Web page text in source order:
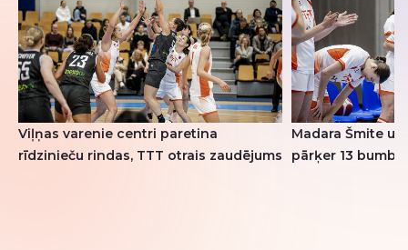
Viļņas varenie centri paretina
rīdzinieču rindas, TTT otrais zaudējums
Madara Šmite
pārķer 13